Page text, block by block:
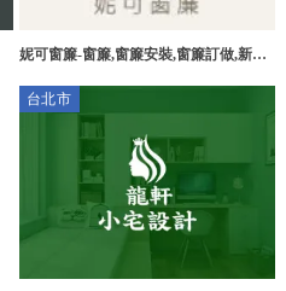
妮可窗簾-窗簾,窗簾安裝,窗簾訂做,新竹
台北市